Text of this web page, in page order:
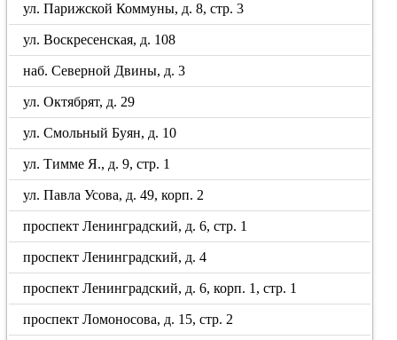
ул. Парижской Коммуны, д. 8, стр. 3
ул. Воскресенская, д. 108
наб. Северной Двины, д. 3
ул. Октябрят, д. 29
ул. Смольный Буян, д. 10
ул. Тимме Я., д. 9, стр. 1
ул. Павла Усова, д. 49, корп. 2
проспект Ленинградский, д. 6, стр. 1
проспект Ленинградский, д. 4
проспект Ленинградский, д. 6, корп. 1, стр. 1
проспект Ломоносова, д. 15, стр. 2